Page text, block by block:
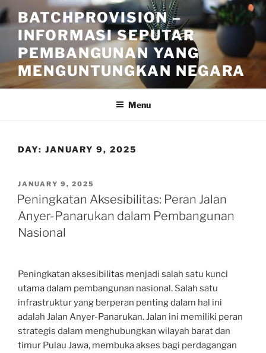
Skip
to
content
BATCHPROVISION –
INFORMASI SEPUTAR
PEMBANGUNAN YANG
MENGUNTUNGKAN NEGARA
Menu
DAY: JANUARY 9, 2025
POSTED
ON
JANUARY 9, 2025
Peningkatan Aksesibilitas: Peran Jalan
Anyer-Panarukan dalam Pembangunan
Nasional
Peningkatan aksesibilitas menjadi salah satu kunci
utama dalam pembangunan nasional. Salah satu
infrastruktur yang berperan penting dalam hal ini
adalah Jalan Anyer-Panarukan. Jalan ini memiliki peran
strategis dalam menghubungkan wilayah barat dan
timur Pulau Jawa, membuka akses bagi perdagangan